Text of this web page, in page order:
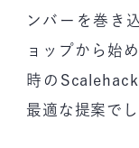
ンバーを巻き
ョップから始
時の
最適な提案でし